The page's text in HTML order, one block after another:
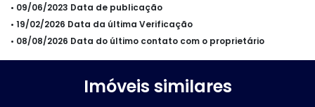
• 09/06/2023 Data de publicação
• 19/02/2026 Data da última Verificação
• 08/08/2026 Data do último contato com o proprietário
Imóveis similares